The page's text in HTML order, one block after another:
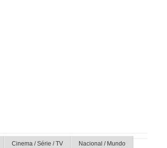
Cinema / Série / TV Nacional / Mundo